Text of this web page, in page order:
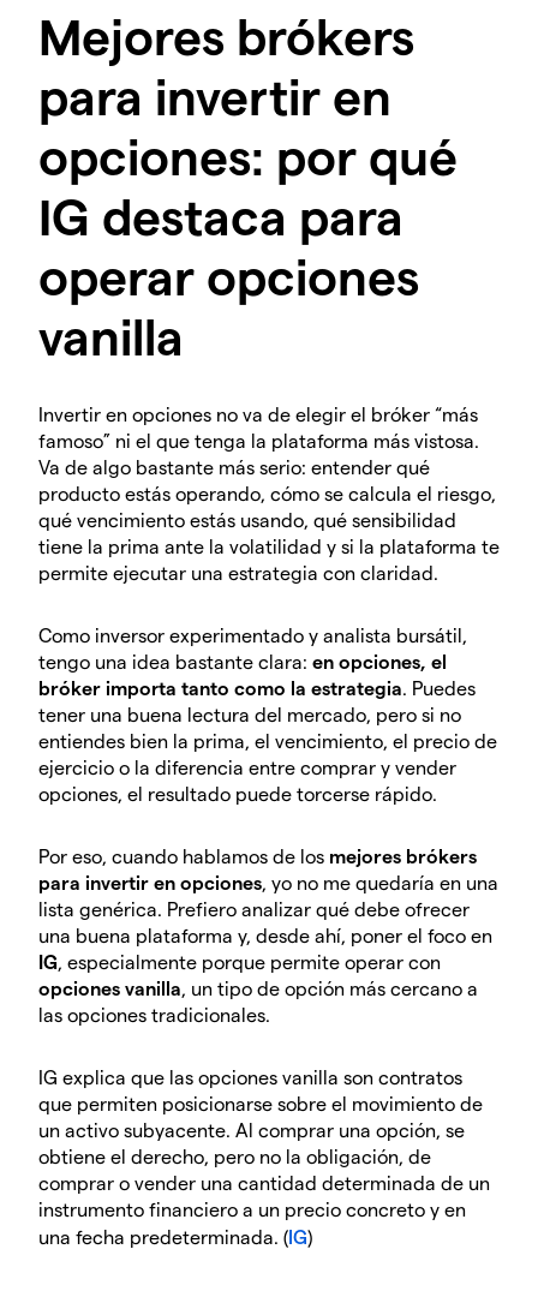
Mejores brókers
para invertir en
opciones: por qué
IG destaca para
operar opciones
vanilla
Invertir en opciones no va de elegir el bróker “más
famoso” ni el que tenga la plataforma más vistosa.
Va de algo bastante más serio: entender qué
producto estás operando, cómo se calcula el riesgo,
qué vencimiento estás usando, qué sensibilidad
tiene la prima ante la volatilidad y si la plataforma te
permite ejecutar una estrategia con claridad.
Como inversor experimentado y analista bursátil,
tengo una idea bastante clara: en opciones, el
bróker importa tanto como la estrategia. Puedes
tener una buena lectura del mercado, pero si no
entiendes bien la prima, el vencimiento, el precio de
ejercicio o la diferencia entre comprar y vender
opciones, el resultado puede torcerse rápido.
Por eso, cuando hablamos de los mejores brókers
para invertir en opciones, yo no me quedaría en una
lista genérica. Prefiero analizar qué debe ofrecer
una buena plataforma y, desde ahí, poner el foco en
IG, especialmente porque permite operar con
opciones vanilla, un tipo de opción más cercano a
las opciones tradicionales.
IG explica que las opciones vanilla son contratos
que permiten posicionarse sobre el movimiento de
un activo subyacente. Al comprar una opción, se
obtiene el derecho, pero no la obligación, de
comprar o vender una cantidad determinada de un
instrumento financiero a un precio concreto y en
una fecha predeterminada. (IG)